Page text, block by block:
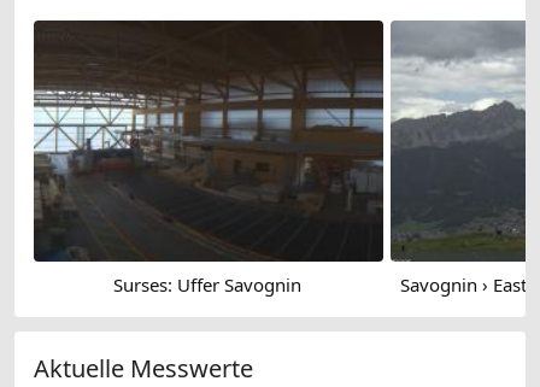
Surses: Uffer Savognin
Aktuelle Messwerte